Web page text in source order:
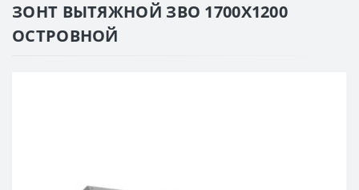
ЗОНТ ВЫТЯЖНОЙ ЗВО 1700X1200
ОСТРОВНОЙ